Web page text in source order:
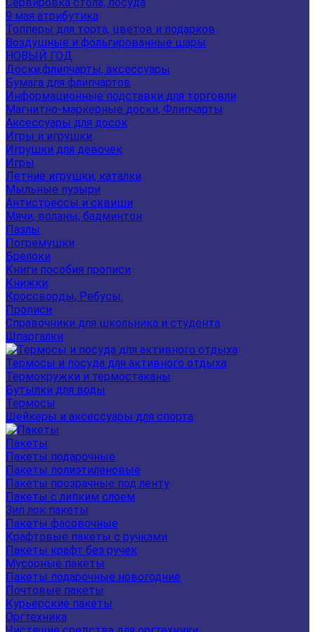
9 мая атрибутика
Топперы для торта, цветов и подарков
Воздушные и фольгированные шары
НОВЫЙ ГОД
Доски,флипчарты, аксессуары
Бумага для флипчартов
Информационные подставки для торговли
Магнитно-маркерные доски, Флипчарты
Аксессуары для досок
Игры и игрушки
Игрушки для девочек
Игры
Летние игрушки, каталки
Мыльные пузыри
Антистрессы и сквиши
Мячи, воланы, бадминтон
Пазлы
Погремушки
Брелоки
Книги пособия прописи
Книжки
Кроссворды, Ребусы.
Прописи
Справочники для школьника и студента
Шпаргалки
Термосы и посуда для активного отдыха
Термокружки и термостаканы
Бутылки для воды
Термосы
Шейкеры и аксессуары для спорта
Пакеты
Пакеты подарочные
Пакеты полиэтиленовые
Пакеты прозрачные под ленту
Пакеты с липким слоем
Зип лок пакеты
Пакеты фасовочные
Крафтовые пакеты с ручками
Пакеты крафт без ручек
Мусорные пакеты
Пакеты подарочные новогодние
Почтовые пакеты
Курьерские пакеты
Оргтехника